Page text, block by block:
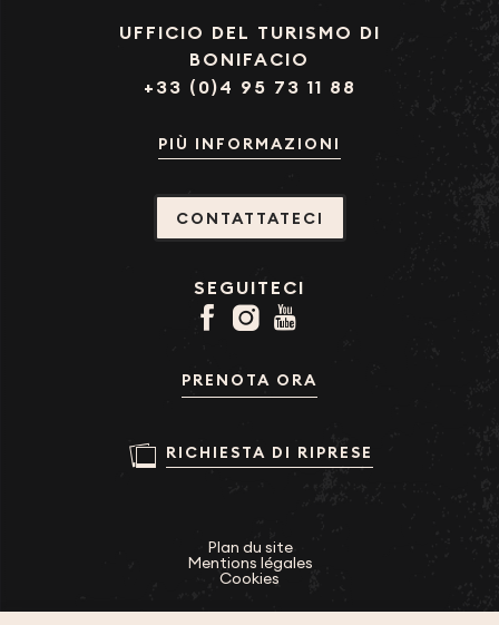
UFFICIO DEL TURISMO DI
BONIFACIO
+33 (0)4 95 73 11 88
PIÙ INFORMAZIONI
CONTATTATECI
SEGUITECI
PRENOTA ORA
RICHIESTA DI RIPRESE
Plan du site
Mentions légales
Cookies